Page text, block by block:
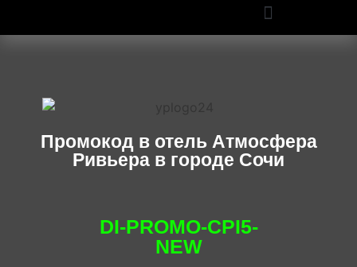
Промокод в отель Атмосфера
Ривьера в городе Сочи
DI-PROMO-CPI5-
NEW